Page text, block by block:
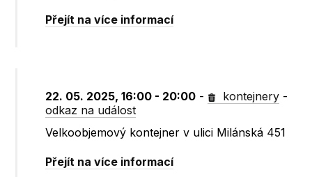
Přejít na více informací
22. 05. 2025, 16:00 - 20:00 - kontejnery -
odkaz na událost
Velkoobjemový kontejner v ulici Milánská 451
Přejít na více informací